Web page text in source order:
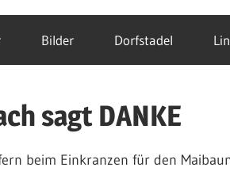
Bilder Dorfstadel
sagt DANKE
beim Einkranzen für den